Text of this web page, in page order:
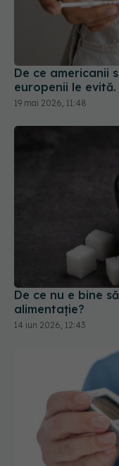
De ce americanii
europenii le
19 mai 2026, 11:48
De ce nu e bine
alimentație?
14 iun 2026, 12:43